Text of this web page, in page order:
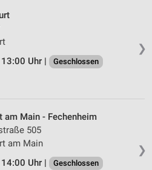
❯
Uhr |
Geschlossen
❯
am Main - Fechenheim
505
am Main
Uhr |
Geschlossen